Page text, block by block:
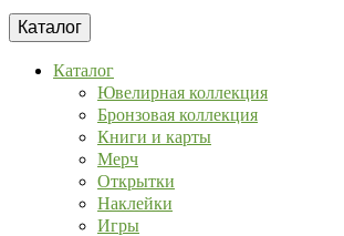
Каталог
Каталог
Ювелирная коллекция
Бронзовая коллекция
Книги и карты
Мерч
Открытки
Наклейки
Игры